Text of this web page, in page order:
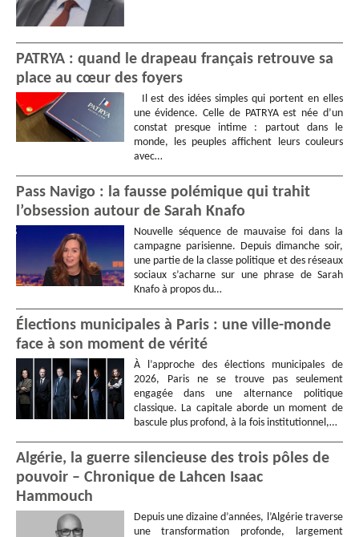
PATRYA : quand le drapeau français retrouve sa
place au cœur des foyers
Il est des idées simples qui portent en elles
une évidence. Celle de PATRYA est née d’un
constat presque intime : partout dans le
monde, les peuples affichent leurs couleurs
avec…
Pass Navigo : la fausse polémique qui trahit
l’obsession autour de Sarah Knafo
Nouvelle séquence de mauvaise foi dans la
campagne parisienne. Depuis dimanche soir,
une partie de la classe politique et des réseaux
sociaux s’acharne sur une phrase de Sarah
Knafo à propos du…
Élections municipales à Paris : une ville-monde
face à son moment de vérité
À l’approche des élections municipales de
2026, Paris ne se trouve pas seulement
engagée dans une alternance politique
classique. La capitale aborde un moment de
bascule plus profond, à la fois institutionnel,…
Algérie, la guerre silencieuse des trois pôles de
pouvoir – Chronique de Lahcen Isaac
Hammouch
Depuis une dizaine d’années, l’Algérie traverse
une transformation profonde, largement